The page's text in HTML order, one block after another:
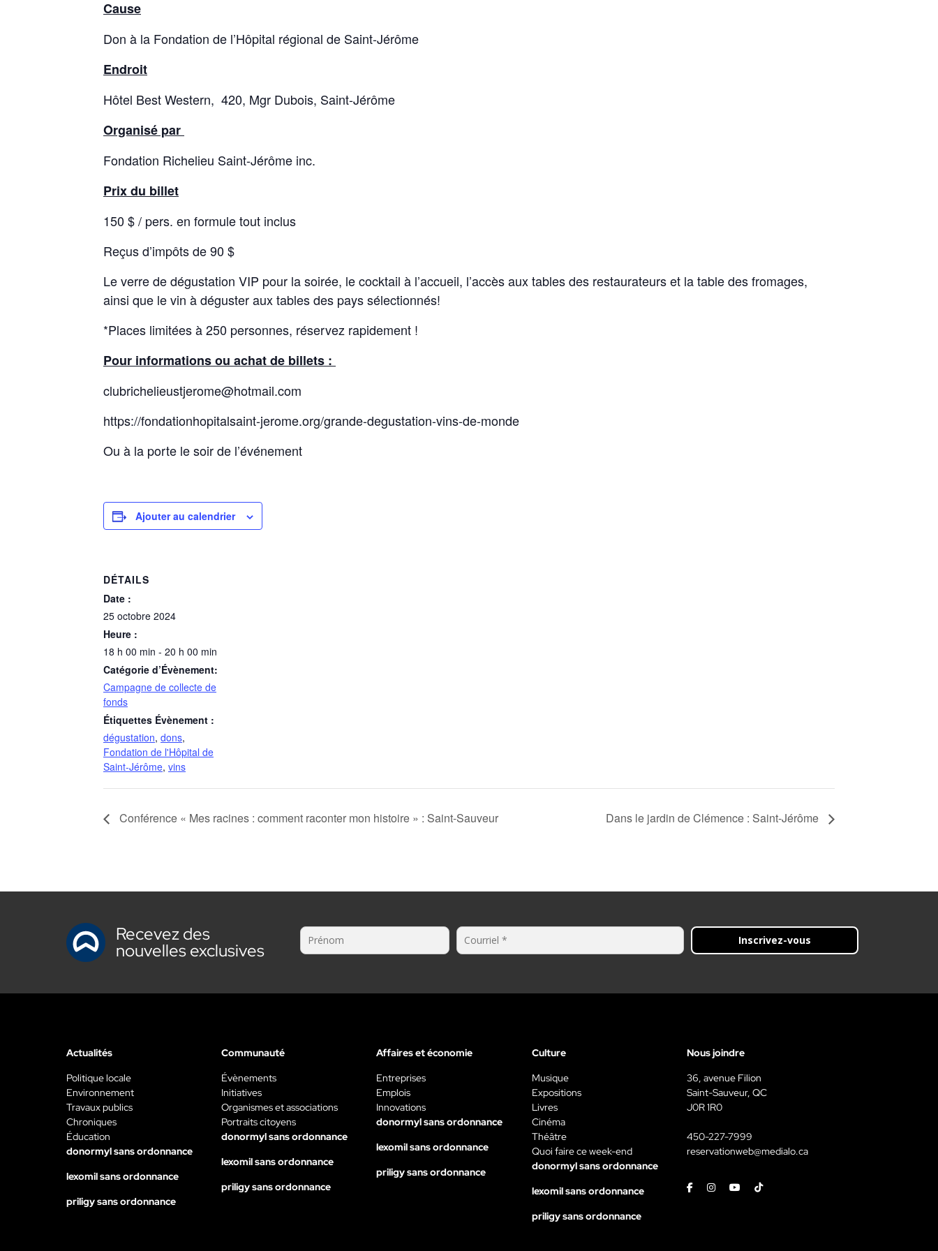
Cause
Don à la Fondation de l’Hôpital régional de Saint-Jérôme
Endroit
Hôtel Best Western, 420, Mgr Dubois, Saint-Jérôme
Organisé par
Fondation Richelieu Saint-Jérôme inc.
Prix du billet
150 $ / pers. en formule tout inclus
Reçus d’impôts de 90 $
Le verre de dégustation VIP pour la soirée, le cocktail à l’accueil, l’accès aux tables des restaurateurs et la table des fromages,
ainsi que le vin à déguster aux tables des pays sélectionnés!
*Places limitées à 250 personnes, réservez rapidement !
Pour informations ou achat de billets :
clubrichelieustjerome@hotmail.com
https://fondationhopitalsaint-jerome.org/grande-degustation-vins-de-monde
Ou à la porte le soir de l’événement
Ajouter au calendrier
DÉTAILS
Date :
25 octobre 2024
Heure :
18 h 00 min - 20 h 00 min
Catégorie d’Évènement:
Campagne de collecte de
fonds
Étiquettes Évènement :
dégustation, dons,
Fondation de l'Hôpital de
Saint-Jérôme, vins
Conférence « Mes racines : comment raconter mon histoire » : Saint-Sauveur Dans le jardin de Clémence : Saint-Jérôme
Recevez des
nouvelles exclusives Inscrivez-vous
Actualités
Politique locale
Environnement
Travaux publics
Chroniques
Éducation
donormyl sans ordonnance
lexomil sans ordonnance
priligy sans ordonnance
Communauté
Évènements
Initiatives
Organismes et associations
Portraits citoyens
donormyl sans ordonnance
lexomil sans ordonnance
priligy sans ordonnance
Affaires et économie
Entreprises
Emplois
Innovations
donormyl sans ordonnance
lexomil sans ordonnance
priligy sans ordonnance
Culture
Musique
Expositions
Livres
Cinéma
Théâtre
Quoi faire ce week-end
donormyl sans ordonnance
lexomil sans ordonnance
priligy sans ordonnance
Nous joindre
36, avenue Filion
Saint-Sauveur, QC
J0R 1R0
450-227-7999
reservationweb@medialo.ca
FacebookInstagramYoutubeTiktok